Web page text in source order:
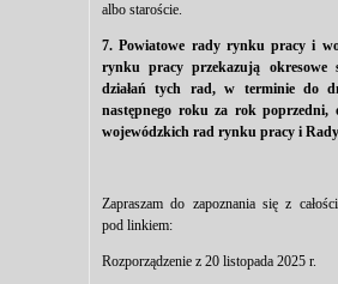
albo staroście.
7. Powiatowe rady rynku pracy i
rynku pracy przekazują okresowe
działań tych rad, w terminie do
następnego roku za rok poprzedni,
wojewódzkich rad rynku pracy i
Zapraszam do zapoznania się z
pod linkiem:
Rozporządzenie z 20 listopada 2025 r.